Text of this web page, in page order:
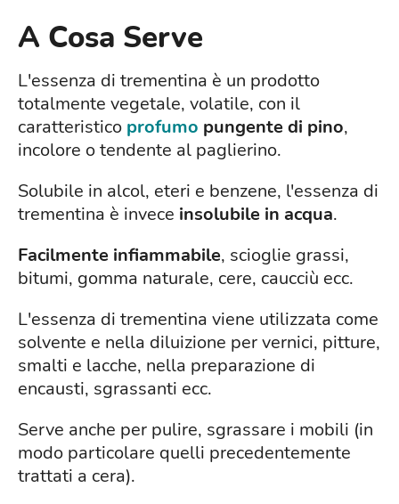
A Cosa Serve
L'essenza di trementina è un prodotto
totalmente vegetale, volatile, con il
caratteristico profumo pungente di pino,
incolore o tendente al paglierino.
Solubile in alcol, eteri e benzene, l'essenza di
trementina è invece insolubile in acqua.
Facilmente infiammabile, scioglie grassi,
bitumi, gomma naturale, cere, caucciù ecc.
L'essenza di trementina viene utilizzata come
solvente e nella diluizione per vernici, pitture,
smalti e lacche, nella preparazione di
encausti, sgrassanti ecc.
Serve anche per pulire, sgrassare i mobili (in
modo particolare quelli precedentemente
trattati a cera).